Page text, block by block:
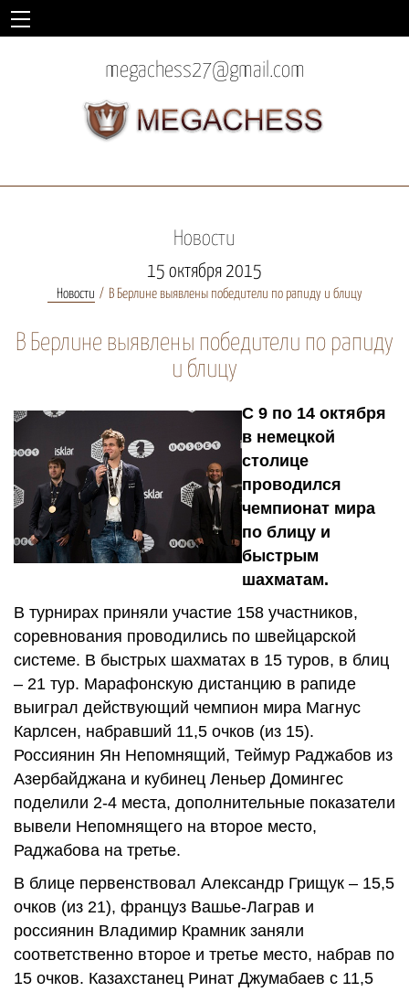
megachess27@gmail.com
Новости
15 октября 2015
Новости В Берлине выявлены победители по рапиду и блицу
В Берлине выявлены победители по рапиду
и блицу
С 9 по 14 октября
в немецкой
столице
проводился
чемпионат мира
по блицу и
быстрым
шахматам.
В турнирах приняли участие 158 участников,
соревнования проводились по швейцарской
системе. В быстрых шахматах в 15 туров, в блиц
– 21 тур. Марафонскую дистанцию в рапиде
выиграл действующий чемпион мира Магнус
Карлсен, набравший 11,5 очков (из 15).
Россиянин Ян Непомнящий, Теймур Раджабов из
Азербайджана и кубинец Леньер Домингес
поделили 2-4 места, дополнительные показатели
вывели Непомнящего на второе место,
Раджабова на третье.
В блице первенствовал Александр Грищук – 15,5
очков (из 21), француз Вашье-Лаграв и
россиянин Владимир Крамник заняли
соответственно второе и третье место, набрав по
15 очков. Казахстанец Ринат Джумабаев с 11,5